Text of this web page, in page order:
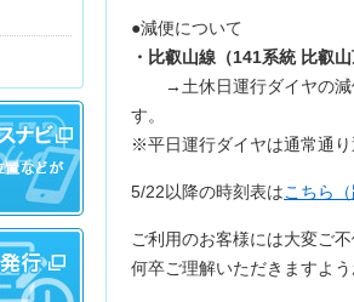
●減便について
・比叡山線（141系統 比叡
→土休日運行ダイヤの減
※平日運行ダイヤは通常通
5/22以降の時刻表はこちら
ご利用のお客様には大変ご
何卒ご理解いただきますよ